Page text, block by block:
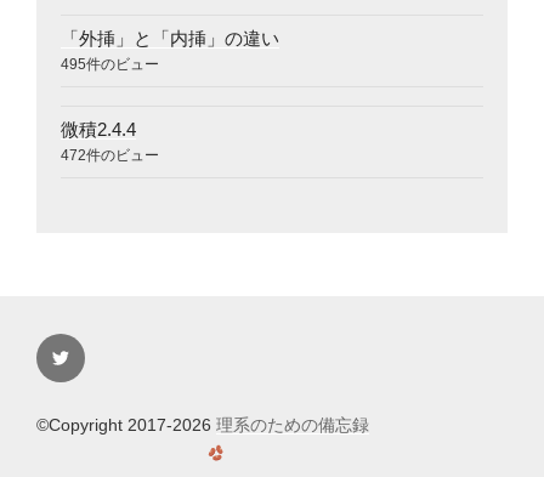
「外挿」と「内挿」の違い
495件のビュー
微積2.4.4
472件のビュー
Twitter
©Copyright 2017-2026 理系のための備忘録